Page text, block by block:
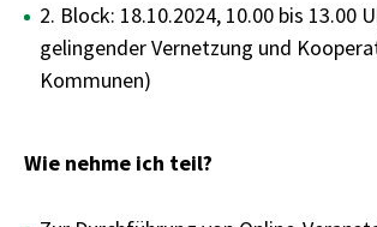
2. Block: 18.10.2024, 10.00 bis 13.00
gelingender Vernetzung und
Kommunen)
Wie nehme ich teil?